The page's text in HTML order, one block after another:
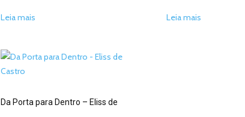
Leia mais Leia mais
Da Porta para Dentro – Eliss de